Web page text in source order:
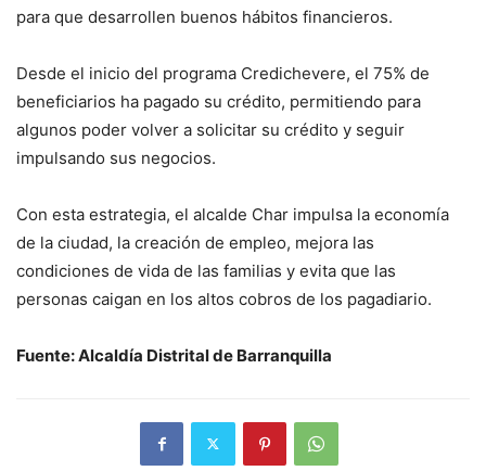
para que desarrollen buenos hábitos financieros.
Desde el inicio del programa Credichevere, el 75% de
beneficiarios ha pagado su crédito, permitiendo para
algunos poder volver a solicitar su crédito y seguir
impulsando sus negocios.
Con esta estrategia, el alcalde Char impulsa la economía
de la ciudad, la creación de empleo, mejora las
condiciones de vida de las familias y evita que las
personas caigan en los altos cobros de los pagadiario.
Fuente: Alcaldía Distrital de Barranquilla